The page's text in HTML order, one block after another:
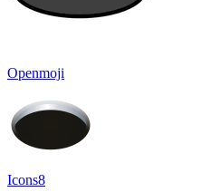
Openmoji
Icons8